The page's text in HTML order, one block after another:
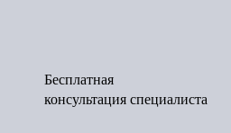
Бесплатная
консультация специалиста